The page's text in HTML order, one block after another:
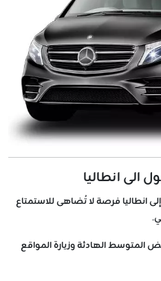
الى انطاليا
انطاليا فرصة لا تُضاهى للاستمتاع
المتوسط الهادئة وزيارة المواقع